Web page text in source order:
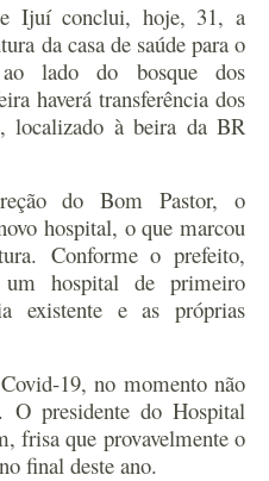
Ijuí conclui, hoje, 31, a
da casa de saúde para o
lado do bosque dos
haverá transferência dos
localizado à beira da BR
do Bom Pastor, o
hospital, o que marcou
Conforme o prefeito,
hospital de primeiro
existente e as próprias
19, no momento não
O presidente do Hospital
frisa que provavelmente o
final deste ano.